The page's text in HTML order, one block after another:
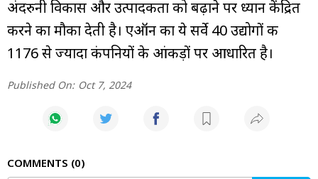
अंदरुनी विकास और उत्पादकता को बढ़ाने पर ध्यान केंद्रित
करने का मौका देती है। एऑन का ये सर्वे 40 उद्योगों की
1176 से ज्यादा कंपनियों के आंकड़ों पर आधारित है।
Published On: Oct 7, 2024
COMMENTS 0